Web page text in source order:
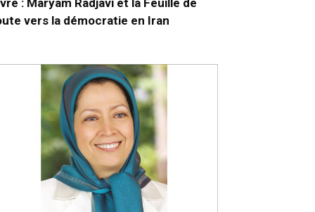
: Maryam Radjavi et la Feuille de
vers la démocratie en Iran